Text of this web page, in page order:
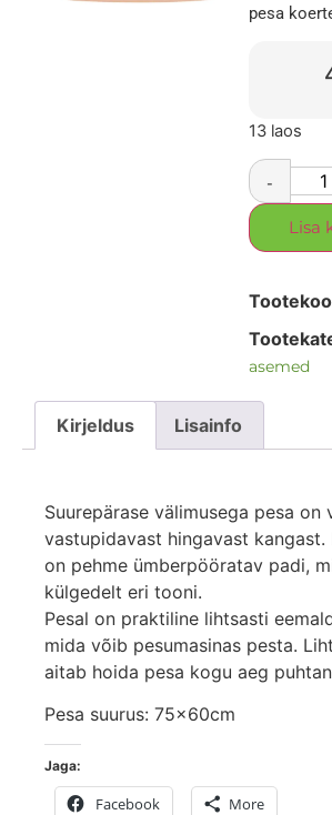
pesa
13 laos
-
Lisa
asemed
Kirjeldus Lisainfo
Suurepärase välimusega pesa on
vastupidavast hingavast kangast.
on pehme ümberpööratav padi,
külgedelt eri tooni.
Pesal on praktiline lihtsasti
mida võib pesumasinas pesta.
aitab hoida pesa kogu aeg
Pesa suurus: 75x60cm
Jaga:
Facebook More